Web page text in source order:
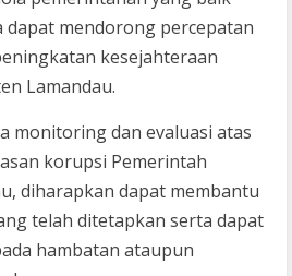
dapat mendorong percepatan
kesejahteraan
Lamandau.
monitoring dan evaluasi atas
korupsi Pemerintah
diharapkan dapat membantu
telah ditetapkan serta dapat
hambatan ataupun